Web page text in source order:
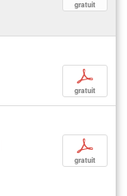
gratuit
p
gratuit
p
gratuit